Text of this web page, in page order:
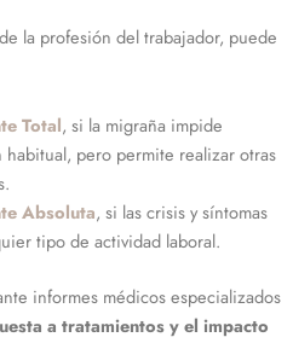
la profesión del trabajador, puede
Total, si la migraña impide
pero permite realizar otras
Absoluta, si las crisis y síntomas
tipo de actividad laboral.
informes médicos especializados
a tratamientos y el impacto